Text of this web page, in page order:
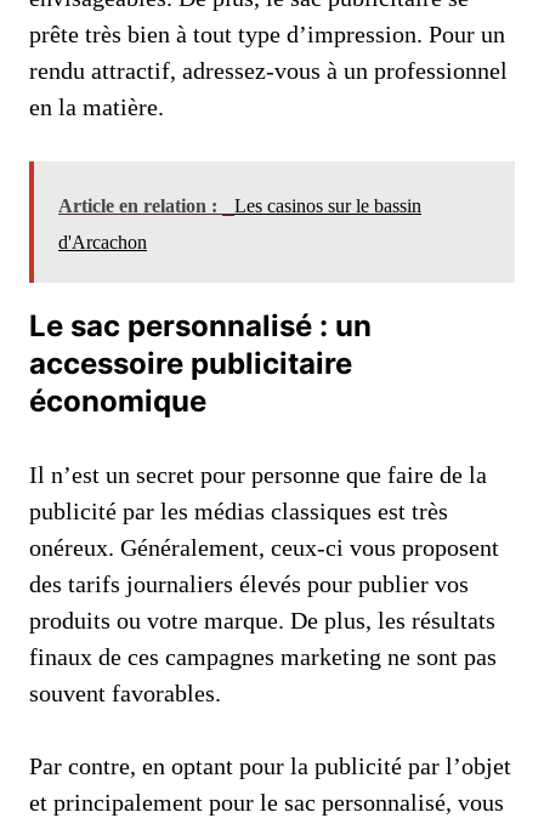
prête très bien à tout type d’impression. Pour un
rendu attractif, adressez-vous à un professionnel
en la matière.
Article en relation :
Les casinos sur le bassin
d'Arcachon
Le sac personnalisé : un
accessoire publicitaire
économique
Il n’est un secret pour personne que faire de la
publicité par les médias classiques est très
onéreux. Généralement, ceux-ci vous proposent
des tarifs journaliers élevés pour publier vos
produits ou votre marque. De plus, les résultats
finaux de ces campagnes marketing ne sont pas
souvent favorables.
Par contre, en optant pour la publicité par l’objet
et principalement pour le sac personnalisé, vous